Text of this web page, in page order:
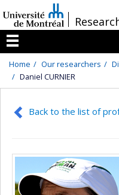
au
contenu
/
Menu
Home Our researchers
Daniel CURNIER
Back to the list of